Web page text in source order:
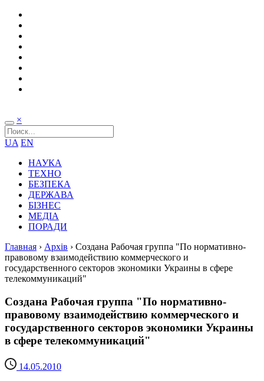
×
UA EN
НАУКА
ТЕХНО
БЕЗПЕКА
ДЕРЖАВА
БІЗНЕС
МЕДІА
ПОРАДИ
Главная › Архів › Cоздана Рабочая группа "По нормативно-
правовому взаимодействию коммерческого и
государственного секторов экономики Украины в сфере
телекоммуникаций"
Cоздана Рабочая группа "По нормативно-
правовому взаимодействию коммерческого и
государственного секторов экономики Украины
в сфере телекоммуникаций"
14.05.2010